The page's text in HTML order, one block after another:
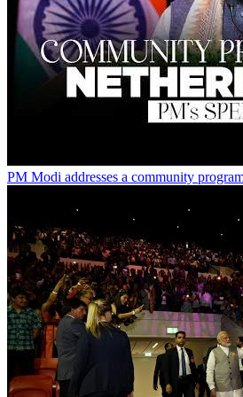
PM Modi addresses a community